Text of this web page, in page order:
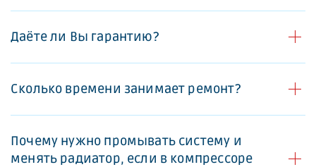
Даёте ли Вы гарантию?
Сколько времени занимает ремонт?
Почему нужно промывать систему и
менять радиатор, если в компрессоре